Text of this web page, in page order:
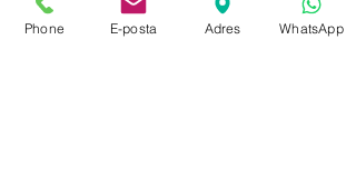
Phone E-posta Adres WhatsApp